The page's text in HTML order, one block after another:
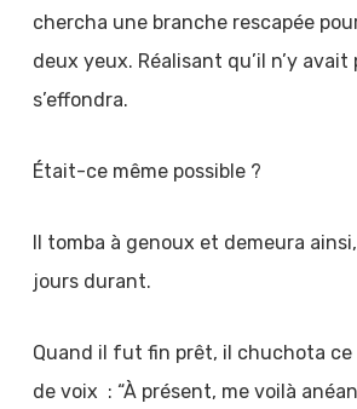
chercha une branche rescapée
deux yeux. Réalisant qu’il n’y avait
s’effondra.
Était-ce même possible ?
Il tomba à genoux et demeura
jours durant.
Quand il fut fin prêt, il chuchota ce
de voix : “À présent, me voilà